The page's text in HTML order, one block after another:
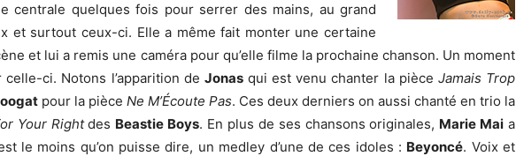
centrale quelques fois pour serrer des mains, au grand
et surtout ceux-ci. Elle a même fait monter une certaine
et lui a remis une caméra pour qu’elle filme la prochaine chanson. Un moment
ci. Notons l’apparition de Jonasqui est venu chanter la pièce Jamais Trop
pour la pièce Ne M’Écoute Pas. Ces deux derniers on aussi chanté en trio la
Your Rightdes Beastie Boys. En plus de ses chansons originales, Marie Mai a
le moins qu’on puisse dire, un medley d’une de ces idoles : Beyoncé. Voix et